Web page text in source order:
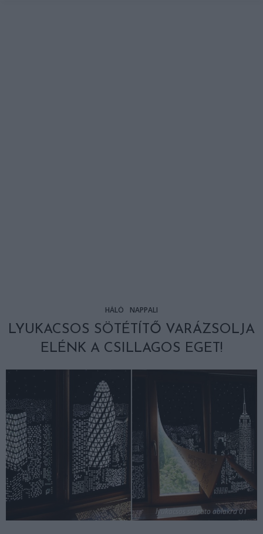
HÁLÓ NAPPALI
LYUKACSOS SÖTÉTÍTŐ VARÁZSOLJA
ELÉNK A CSILLAGOS EGET!
lyukacsos sotetito ablakra 01